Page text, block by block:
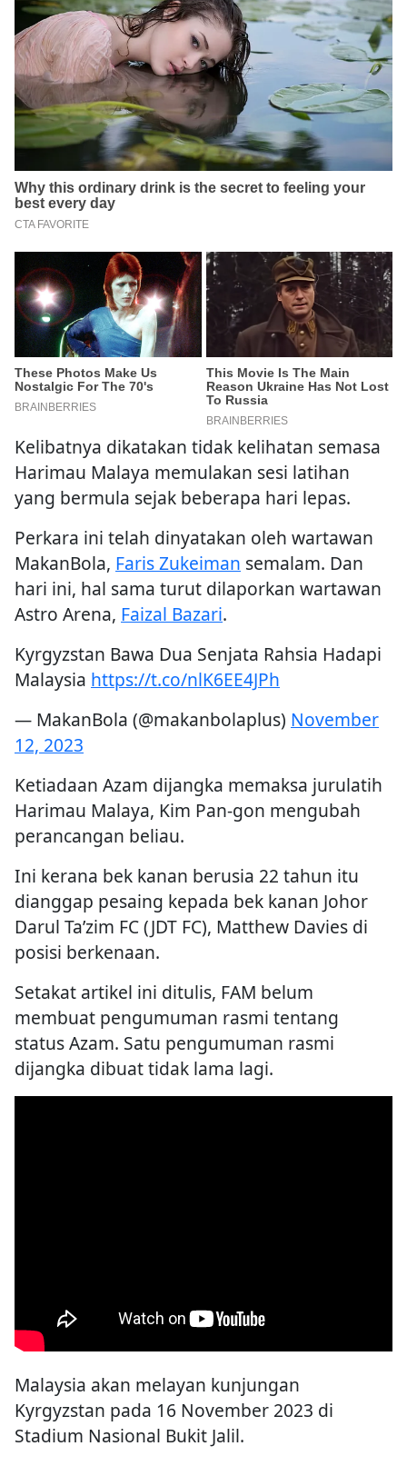
Kelibatnya dikatakan tidak kelihatan semasa
Harimau Malaya memulakan sesi latihan
yang bermula sejak beberapa hari lepas.
Perkara ini telah dinyatakan oleh wartawan
MakanBola, Faris Zukeiman semalam. Dan
hari ini, hal sama turut dilaporkan wartawan
Astro Arena, Faizal Bazari.
Kyrgyzstan Bawa Dua Senjata Rahsia Hadapi
Malaysia https://t.co/nlK6EE4JPh
— MakanBola (@makanbolaplus) November
12, 2023
Ketiadaan Azam dijangka memaksa jurulatih
Harimau Malaya, Kim Pan-gon mengubah
perancangan beliau.
Ini kerana bek kanan berusia 22 tahun itu
dianggap pesaing kepada bek kanan Johor
Darul Ta’zim FC (JDT FC), Matthew Davies di
posisi berkenaan.
Setakat artikel ini ditulis, FAM belum
membuat pengumuman rasmi tentang
status Azam. Satu pengumuman rasmi
dijangka dibuat tidak lama lagi.
Malaysia akan melayan kunjungan
Kyrgyzstan pada 16 November 2023 di
Stadium Nasional Bukit Jalil.